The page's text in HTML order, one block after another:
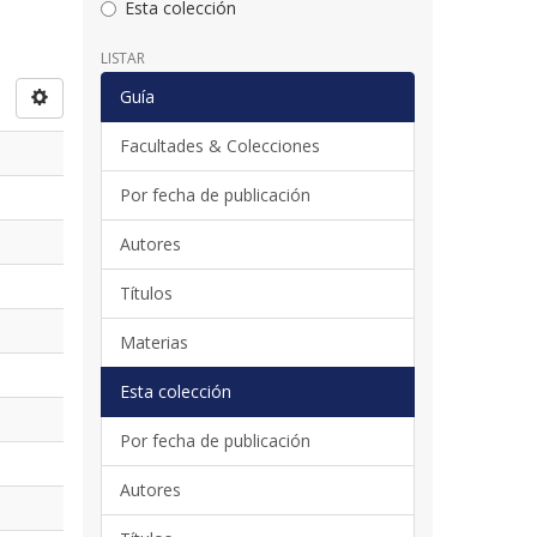
Esta colección
LISTAR
Guía
Facultades & Colecciones
Por fecha de publicación
Autores
Títulos
Materias
Esta colección
Por fecha de publicación
Autores